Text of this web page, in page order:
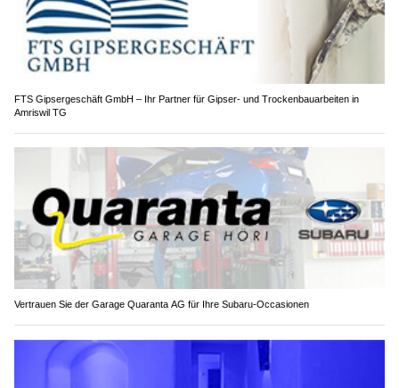
FTS Gipsergeschäft GmbH – Ihr Partner für Gipser- und Trockenbauarbeiten in
Amriswil TG
Vertrauen Sie der Garage Quaranta AG für Ihre Subaru-Occasionen